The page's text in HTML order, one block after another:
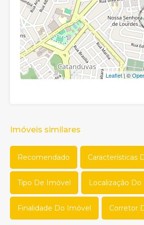
Leaflet| ©
Imóveis similares
Recomendado Características
Tipo De Imóvel Localização
Finalidade Do Imóvel Corretor